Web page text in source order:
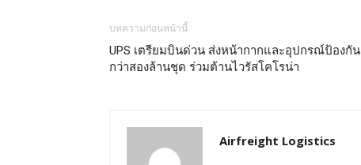
บทความก่อนหน้านี้
UPS เตรียมบินด่วน ส่งหน้ากากและอุปกรณ์ป้องกัน
กว่าสองล้านชุด ร่วมต้านไวรัสโคโรน่า
Airfreight Logistics